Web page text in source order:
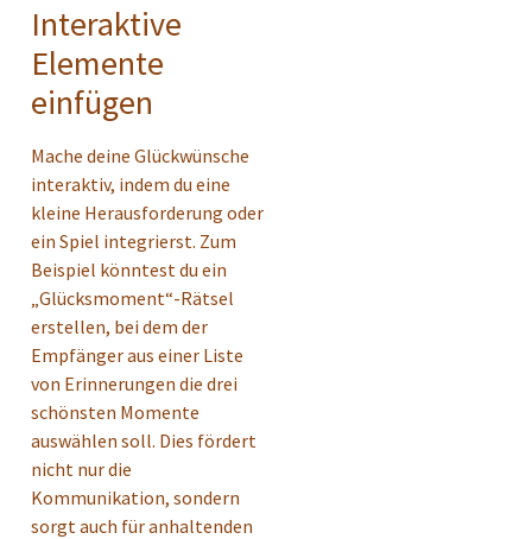
Interaktive
Elemente
einfügen
Mache deine Glückwünsche
interaktiv, indem du eine
kleine Herausforderung oder
ein Spiel integrierst. Zum
Beispiel könntest du ein
„Glücksmoment“-Rätsel
erstellen, bei dem der
Empfänger aus einer Liste
von Erinnerungen die drei
schönsten Momente
auswählen soll. Dies fördert
nicht nur die
Kommunikation, sondern
sorgt auch für anhaltenden